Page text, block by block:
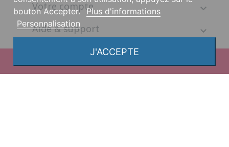
Votre compte
Aide & support
bouton Accepter. Plus d'informations
Personnalisation
J'ACCEPTE